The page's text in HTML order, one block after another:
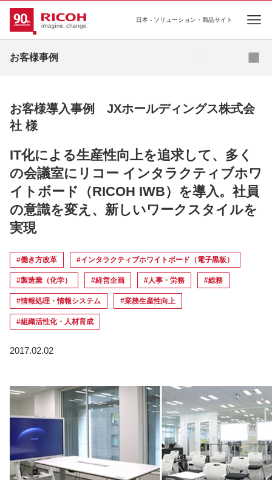
日本 - ソリューション・商品サイト
お客様事例
お客様導入事例 JXホールディングス株式会
社 様
IT化による生産性向上を追求して、多く
の会議室にリコー インタラクティブホワ
イトボード（RICOH IWB）を導入。社員
の意識を変え、新しいワークスタイルを
実現
#働き方改革 #インタラクティブホワイトボード（電子黒板）
#製造業（化学） #経営企画 #人事・労務 #総務
#情報処理・情報システム #業務生産性向上
#組織活性化・人材育成
2017.02.02